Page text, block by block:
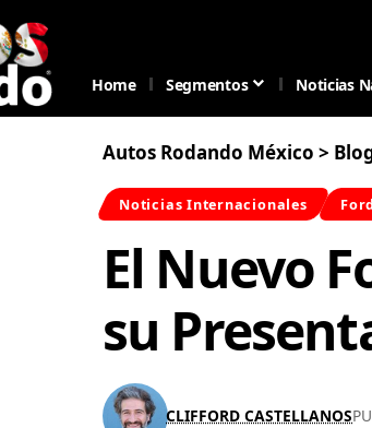
Home Segmentos Noticias
Autos Rodando México >
Noticias Internacionales Ford
El Nuevo
su
CLIFFORD CASTELLANOS